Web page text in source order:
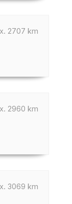
2707 km
2960 km
3069 km